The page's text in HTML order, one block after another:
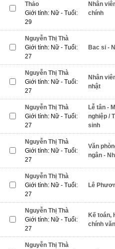
Thảo
Giới tính: Nữ - Tuổi:
29
Nhân
chính
Nguyễn Thị Thà
Giới tính: Nữ - Tuổi:
27
Bac si -
Nguyễn Thị Thà
Giới tính: Nữ - Tuổi:
27
Nhân
nhật
Nguyễn Thị Thà
Giới tính: Nữ - Tuổi:
27
Lễ tân -
nghiệp /
sinh
Nguyễn Thị Thà
Giới tính: Nữ - Tuổi:
27
Văn
ngân -
Nguyễn Thị Thà
Giới tính: Nữ - Tuổi:
27
Lê
Nguyễn Thị Thà
Giới tính: Nữ - Tuổi:
27
Kế toán,
chính
Nguyễn Thị Thà